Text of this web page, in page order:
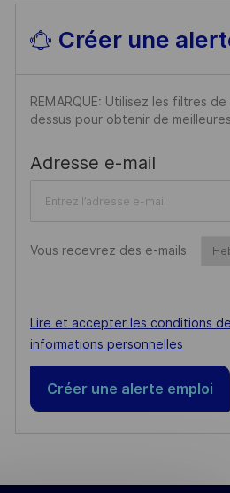
Créer une
REMARQUE: Utilisez les filtres
dessus pour obtenir de
Adresse e-mailRequired
Vous recevrez des e-mails
Required
Lire et accepter les conditions
informations personnelles
Créer une alerte emploi